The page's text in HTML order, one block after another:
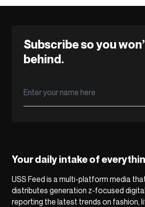
Subscribe so you
behind.
Your daily intake of
USS Feed is a multi-platform media
distributes generation z-focused
reporting the latest trends on fashion,